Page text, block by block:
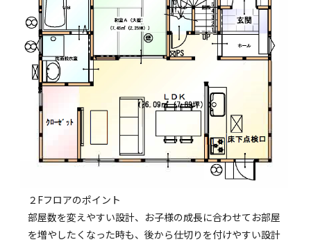
２Fフロアのポイント
部屋数を変えやすい設計、お子様の成長に合わせてお部屋
を増やしたくなった時も、後から仕切りを付けやすい設計